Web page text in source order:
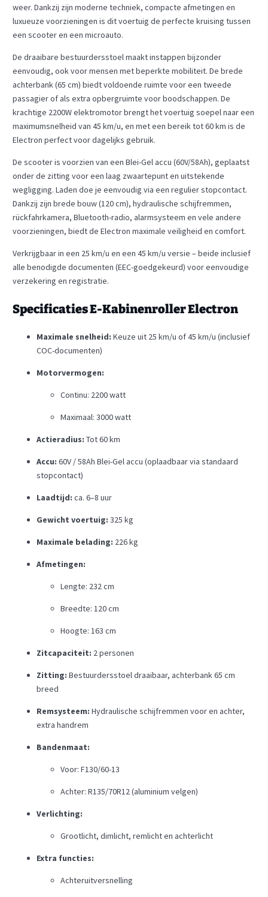
weer. Dankzij zijn moderne techniek, compacte afmetingen en
luxueuze voorzieningen is dit voertuig de perfecte kruising tussen
een scooter en een microauto.
De draaibare bestuurdersstoel maakt instappen bijzonder
eenvoudig, ook voor mensen met beperkte mobiliteit. De brede
achterbank (65 cm) biedt voldoende ruimte voor een tweede
passagier of als extra opbergruimte voor boodschappen. De
krachtige 2200W elektromotor brengt het voertuig soepel naar een
maximumsnelheid van 45 km/u, en met een bereik tot 60 km is de
Electron perfect voor dagelijks gebruik.
De scooter is voorzien van een Blei-Gel accu (60V/58Ah), geplaatst
onder de zitting voor een laag zwaartepunt en uitstekende
wegligging. Laden doe je eenvoudig via een regulier stopcontact.
Dankzij zijn brede bouw (120 cm), hydraulische schijfremmen,
rückfahrkamera, Bluetooth-radio, alarmsysteem en vele andere
voorzieningen, biedt de Electron maximale veiligheid en comfort.
Verkrijgbaar in een 25 km/u en een 45 km/u versie – beide inclusief
alle benodigde documenten (EEC-goedgekeurd) voor eenvoudige
verzekering en registratie.
Specificaties E-Kabinenroller Electron
Maximale snelheid: Keuze uit 25 km/u of 45 km/u (inclusief
COC-documenten)
Motorvermogen:
Continu: 2200 watt
Maximaal: 3000 watt
Actieradius: Tot 60 km
Accu: 60V / 58Ah Blei-Gel accu (oplaadbaar via standaard
stopcontact)
Laadtijd: ca. 6–8 uur
Gewicht voertuig: 325 kg
Maximale belading: 226 kg
Afmetingen:
Lengte: 232 cm
Breedte: 120 cm
Hoogte: 163 cm
Zitcapaciteit: 2 personen
Zitting: Bestuurdersstoel draaibaar, achterbank 65 cm
breed
Remsysteem: Hydraulische schijfremmen voor en achter,
extra handrem
Bandenmaat:
Voor: F130/60-13
Achter: R135/70R12 (aluminium velgen)
Verlichting:
Grootlicht, dimlicht, remlicht en achterlicht
Extra functies:
Achteruitversnelling